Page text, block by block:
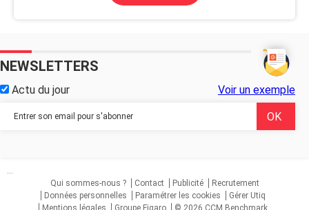
NEWSLETTERS
Actu du jour Voir un exemple
...
Qui sommes-nous ?
Contact Publicité
Recrutement
Données personnelles
Paramétrer les cookies
Gérer Utiq
Mentions légales
Groupe Figaro © 2026 CCM Benchmark